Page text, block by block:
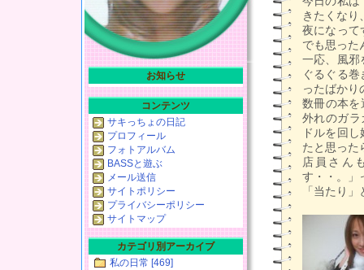
きたくなり
夜になって
でも思った
一応、風邪
ぐるぐる
ったばかり
数冊の本を
外れのガラ
ドルを回
たと思った
店員さん
す・・。」
「当たり
お知らせ
コンテンツ
サキっちょの日記
プロフィール
フォトアルバム
BASSと遊ぶ
メール送信
サイトポリシー
プライバシーポリシー
サイトマップ
カテゴリ別アーカイブ
私の日常 [469]